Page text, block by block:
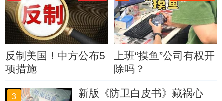
反制美国！中方公布5
项措施
上班“摸鱼”公司有权开
除吗？
3 新版《防卫白皮书》藏祸心